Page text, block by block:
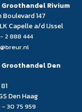
Rivium
Boulevard 147
Capelle a/d IJssel
2 888 444
Den
Den Haag
30 75 959